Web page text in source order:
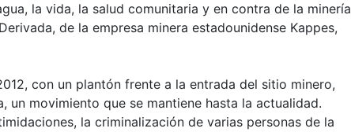
la vida, la salud comunitaria y en contra de la minería
de la empresa minera estadounidense Kappes,
con un plantón frente a la entrada del sitio minero,
un movimiento que se mantiene hasta la actualidad.
la criminalización de varias personas de la